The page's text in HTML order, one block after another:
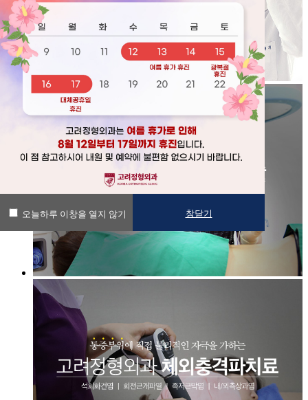
오늘하루 이창을 열지 않기 창닫기
오늘하루 이창을 열지 않기
오늘하루 이창을 열지 않기 창닫기